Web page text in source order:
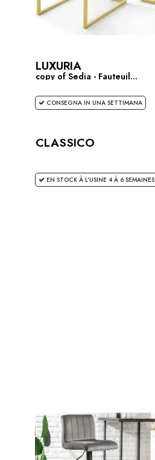
LUXURIA
copy of Sedia - Fauteuil...
CONSEGNA IN UNA SETTIMANA
CLASSICO
EN STOCK À L'USINE 4 À 6 SEMAINES